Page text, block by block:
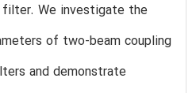
We investigate the
of two-beam coupling
and demonstrate